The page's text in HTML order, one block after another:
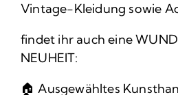
Vintage-Kleidung sowie
findet ihr auch eine
NEUHEIT:
🏠 Ausgewähltes